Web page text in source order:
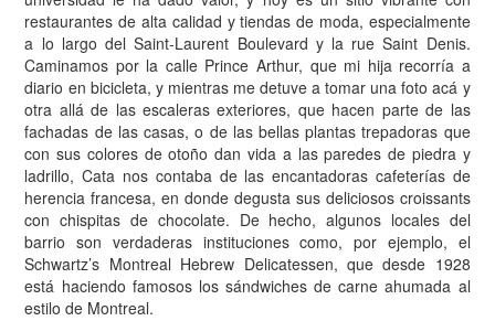
restaurantes de alta calidad y tiendas de moda, especialmente
a lo largo del Saint-Laurent Boulevard y la rue Saint Denis.
Caminamos por la calle Prince Arthur, que mi hija recorría a
diario en bicicleta, y mientras me detuve a tomar una foto acá y
otra allá de las escaleras exteriores, que hacen parte de las
fachadas de las casas, o de las bellas plantas trepadoras que
con sus colores de otoño dan vida a las paredes de piedra y
ladrillo, Cata nos contaba de las encantadoras cafeterías de
herencia francesa, en donde degusta sus deliciosos croissants
con chispitas de chocolate. De hecho, algunos locales del
barrio son verdaderas instituciones como, por ejemplo, el
Schwartz’s Montreal Hebrew Delicatessen, que desde 1928
está haciendo famosos los sándwiches de carne ahumada al
estilo de Montreal.